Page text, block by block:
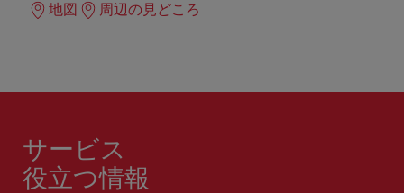
地図
周辺の見どころ
サービス
役立つ情報